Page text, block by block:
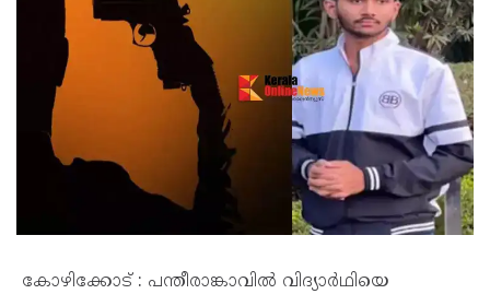
കോഴിക്കോട് : പന്തീരാങ്കാവിൽ വിദ്യാർഥിയെ